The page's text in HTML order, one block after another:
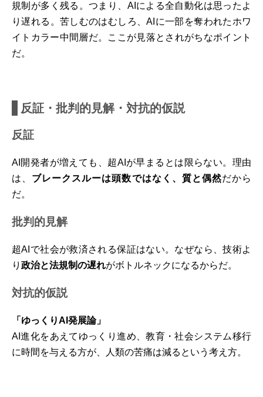
規制が多く残る。つまり、AIによる全自動化は思ったよ
り遅れる。苦しむのはむしろ、AIに一部を奪われたホワ
イトカラー中間層だ。ここが見落とされがちなポイント
だ。
反証・批判的見解・対抗的仮説
反証
AI開発者が増えても、超AIが早まるとは限らない。理由
は、 ブレークスルーは頭数ではなく、質と偶然だから
だ。
批判的見解
超AIで社会が救済される保証はない。なぜなら、技術よ
り 政治と法規制の遅れがボトルネックになるからだ。
対抗的仮説
「ゆっくりAI発展論」
AI進化をあえてゆっくり進め、教育・社会システム移行
に時間を与える方が、人類の苦痛は減るという考え方。